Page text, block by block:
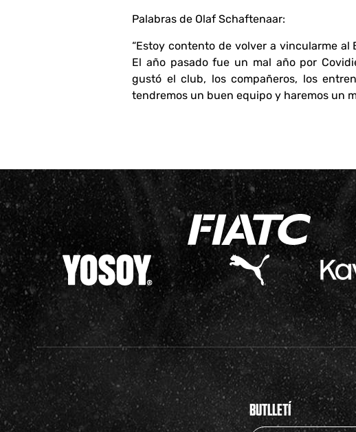
Palabras de Olaf Schaftenaar:
“Estoy contento de volver a vincularme al
El año pasado fue un mal año por
gustó el club, los compañeros, los
tendremos un buen equipo y haremos un
BUTLLETÍ